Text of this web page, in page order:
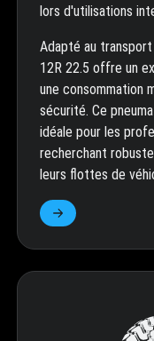
lors d'utilisations
Adapté au
12R 22.5 offre un
une consommation
sécurité. Ce
idéale pour les
recherchant
leurs flottes de